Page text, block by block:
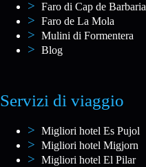
Faro di Cap de Barbaria
Faro de La Mola
Mulini di Formentera
Blog
Servizi di viaggio
Migliori hotel Es Pujol
Migliori hotel Migjorn
Migliori hotel El Pilar